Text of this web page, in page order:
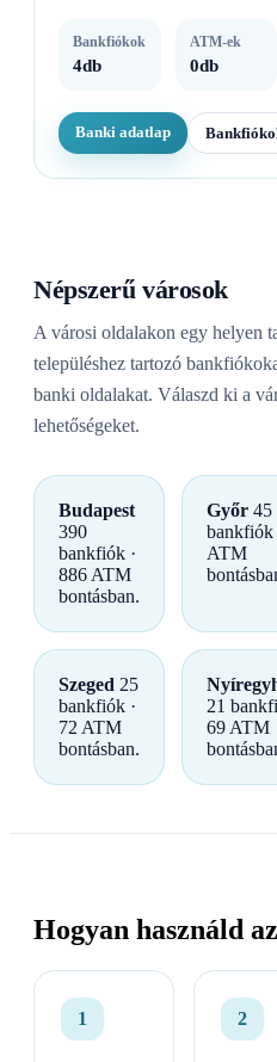
Bankfiókok
4db
ATM-ek
0db
Banki adatlap
Népszerű városok
A városi oldalakon egy helyen
településhez tartozó
banki oldalakat. Válaszd ki a
lehetőségeket.
Budapest
390
bankfiók ·
886 ATM
bontásban.
Győr 45
bankfiók
ATM
Szeged 25
bankfiók ·
72 ATM
bontásban.
21
69 ATM
Hogyan használd
1 2